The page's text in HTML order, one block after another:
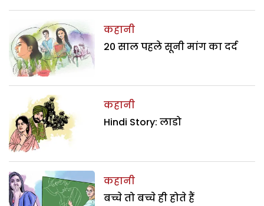
कहानी
20 साल पहले सूनी मांग का दर्द
कहानी
Hindi Story: लाडो
कहानी
बच्चे तो बच्चे ही होते हैं